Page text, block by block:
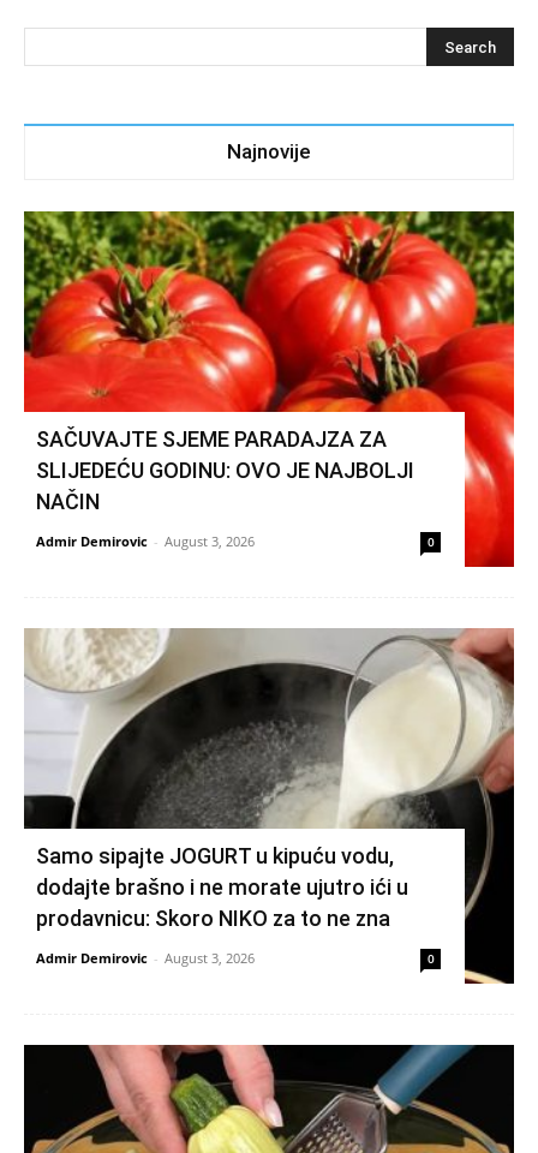
Najnovije
SAČUVAJTE SJEME PARADAJZA ZA
SLIJEDEĆU GODINU: OVO JE NAJBOLJI
NAČIN
Admir Demirovic - August 3, 2026 0
Samo sipajte JOGURT u kipuću vodu,
dodajte brašno i ne morate ujutro ići u
prodavnicu: Skoro NIKO za to ne zna
Admir Demirovic - August 3, 2026 0